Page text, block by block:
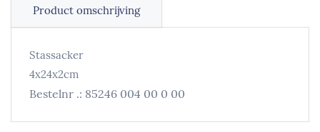
Product omschrijving
Stassacker
4x24x2cm
Bestelnr .: 85246 004 00 0 00